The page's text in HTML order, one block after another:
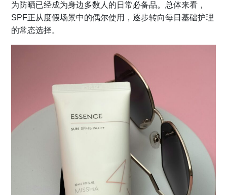
为防晒已经成为身边多数人的日常必备品。总体来看，
SPF正从度假场景中的偶尔使用，逐步转向每日基础护理
的常态选择。